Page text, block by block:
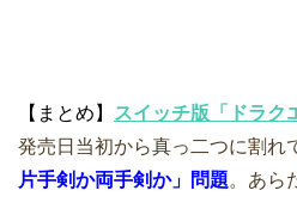
【まとめ】
スイッチ版「ドラク
発売日当初から真っ二つに割れ
片手剣か両手剣か」問題。あら